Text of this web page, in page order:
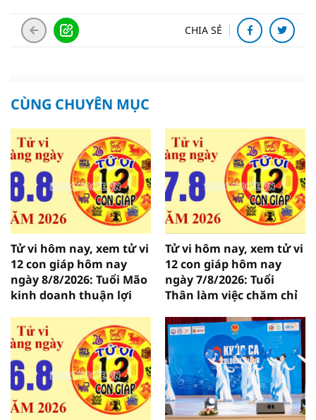
CHIA SẺ
CÙNG CHUYÊN MỤC
Tử vi hôm nay, xem tử vi
12 con giáp hôm nay
ngày 8/8/2026: Tuổi Mão
kinh doanh thuận lợi
Tử vi hôm nay, xem tử vi
12 con giáp hôm nay
ngày 7/8/2026: Tuổi
Thân làm việc chăm chỉ